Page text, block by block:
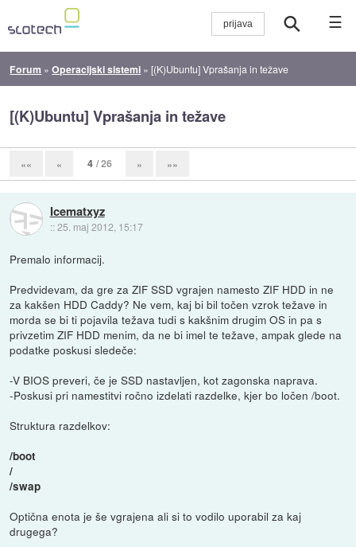
☰
Forum »Operacijski sistemi »[(K)Ubuntu] Vprašanja in težave
[(K)Ubuntu] Vprašanja in težave
«« « 4 / 26 » »»
Icematxyz
::25. maj 2012, 15:17
Premalo informacij.
Predvidevam, da gre za ZIF SSD vgrajen namesto ZIF HDD in ne
za kakšen HDD Caddy? Ne vem, kaj bi bil točen vzrok težave in
morda se bi ti pojavila težava tudi s kakšnim drugim OS in pa s
privzetim ZIF HDD menim, da ne bi imel te težave, ampak glede na
podatke poskusi sledeče:
-V BIOS preveri, če je SSD nastavljen, kot zagonska naprava.
-Poskusi pri namestitvi ročno izdelati razdelke, kjer bo ločen /boot.
Struktura razdelkov:
/boot
/
/swap
Optična enota je še vgrajena ali si to vodilo uporabil za kaj
drugega?